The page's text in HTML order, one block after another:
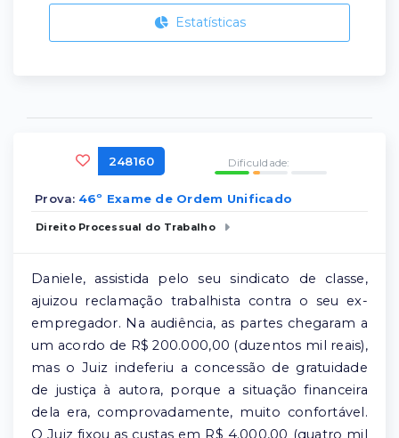
Estatísticas
248160 Dificuldade:
Prova: 46º Exame de Ordem Unificado
Direito Processual do Trabalho
Daniele, assistida pelo seu sindicato de classe,
ajuizou reclamação trabalhista contra o seu ex-
empregador. Na audiência, as partes chegaram a
um acordo de R$ 200.000,00 (duzentos mil reais),
mas o Juiz indeferiu a concessão de gratuidade
de justiça à autora, porque a situação financeira
dela era, comprovadamente, muito confortável.
O Juiz fixou as custas em R$ 4.000,00 (quatro mil